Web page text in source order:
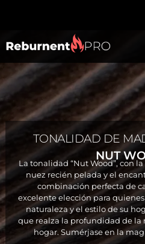
TONALIDAD DE
NUT
La tonalidad “Nut Wood”, con
nuez recién pelada y el
combinación perfecta de
excelente elección para
naturaleza y el estilo de su
que realza la profundidad de la
hogar. Sumérjase en la